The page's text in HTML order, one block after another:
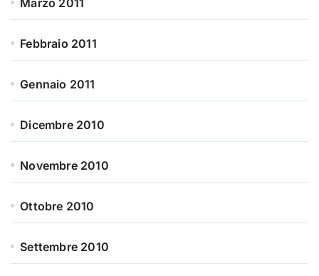
Marzo 2011
Febbraio 2011
Gennaio 2011
Dicembre 2010
Novembre 2010
Ottobre 2010
Settembre 2010